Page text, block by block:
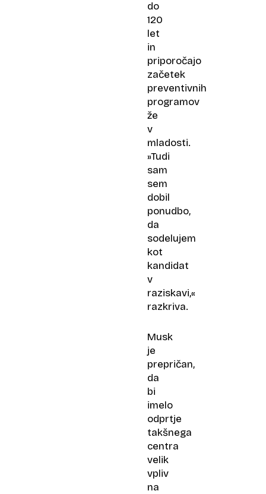
do
120
let
in
priporočajo
začetek
preventivnih
programov
že
v
mladosti.
»Tudi
sam
sem
dobil
ponudbo,
da
sodelujem
kot
kandidat
v
raziskavi,«
razkriva.
Musk
je
prepričan,
da
bi
imelo
odprtje
takšnega
centra
velik
vpliv
na